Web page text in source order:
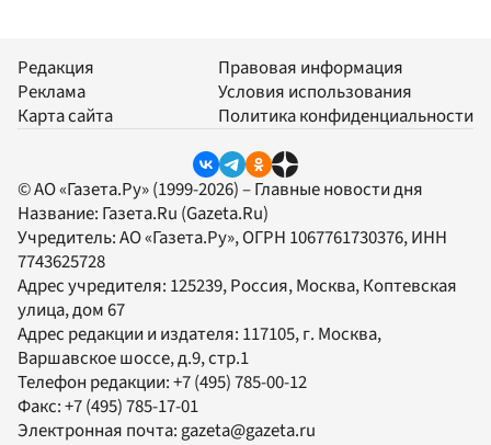
Редакция
Реклама
Карта сайта
Правовая информация
Условия использования
Политика конфиденциальности
© АО «Газета.Ру» (1999-2026) – Главные новости дня
Название: Газета.Ru (Gazeta.Ru)
Учредитель:АО «Газета.Ру», ОГРН 1067761730376, ИНН
7743625728
Адрес учредителя: 125239, Россия, Москва, Коптевская
улица, дом 67
Адрес редакции и издателя: 117105, г. Москва,
Варшавское шоссе, д.9, стр.1
Телефон редакции:+7 (495) 785-00-12
Факс:+7 (495) 785-17-01
Электронная почта: gazeta@gazeta.ru